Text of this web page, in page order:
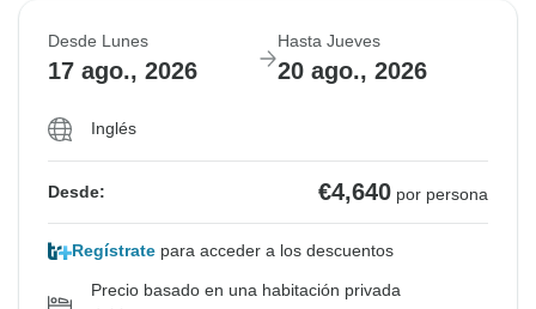
Desde Lunes
17 ago., 2026
Hasta Jueves
20 ago., 2026
Inglés
Desde: €4,640 por persona
Regístrate para acceder a los descuentos
Precio basado en una habitación privada